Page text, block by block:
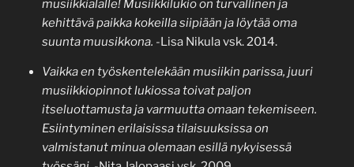
musiikkialalle! Musiikkilukio on turvallinen ja
kehittävä paikka kokeilla siipiään ja löytää oma
suunta muusikkona. -Lisa Nikula vsk. 2014.
Vaikka en työskentelekään musiikin parissa, juuri
musiikkiopinnot lukiossa toivat paljon
itseluottamusta ja varmuutta omaan tekemiseen.
Esiintyminen erilaisissa tilaisuuksissa on
valmistanut minua olemaan esillä nykyisessä